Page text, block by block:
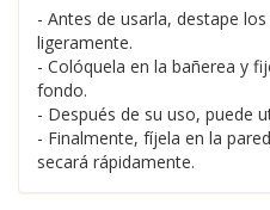
- Antes de usarla, destape
ligeramente.
- Colóquela en la bañerea y
fondo.
- Después de su uso, puede
- Finalmente, fíjela en la
secará rápidamente.